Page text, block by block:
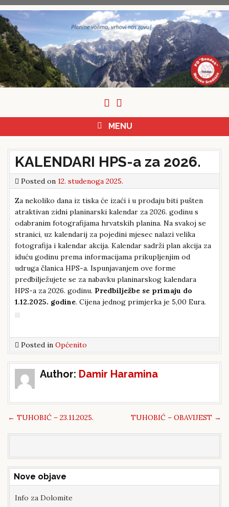
Skip
to
content
MENU
KALENDARI HPS-a za 2026.
Posted on 12. studenoga 2025.
Za nekoliko dana iz tiska će izaći i u prodaju biti pušten
atraktivan zidni planinarski kalendar za 2026. godinu s
odabranim fotografijama hrvatskih planina. Na svakoj se
stranici, uz kalendarij za pojedini mjesec nalazi velika
fotografija i kalendar akcija. Kalendar sadrži plan akcija za
iduću godinu prema informacijama prikupljenjim od
udruga članica HPS-a. Ispunjavanjem ove forme
predbilježujete se za nabavku planinarskog kalendara
HPS-a za 2026. godinu. Predbilježbe se primaju do
1.12.2025. godine. Cijena jednog primjerka je 5,00 Eura.
Posted in Općenito
Author: Damir Haramina
Post
navigation
← TUHOBIĆ – 23.11.2025. TUHOBIĆ – OBAVIJEST →
Nove objave
Info za Dolomite